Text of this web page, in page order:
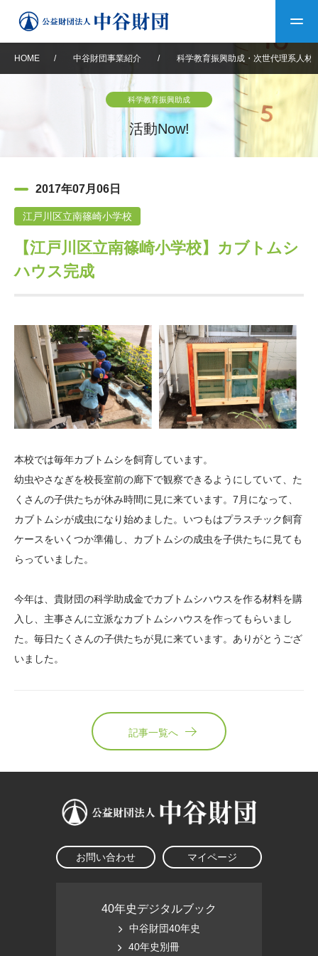
中谷財団について
設立趣意書
沿革 40年史デジタルブック
役員・評議員 公開情報
年報一覧 中谷財団レポート
中谷財団事業紹介
神戸賞 長期大型研究助成
大学院生奨学金
国際学生交流プログラ
ム
科学教育振興助成・
次世代理系人材育成プ
中谷財団動画紹介
その他情報
アクセス よくあるご質問
サイトマップ 中谷財団アーカイブ
日本語 English マイページ
HOME / 中谷財団事業紹介 / 科学教育振興助成・次世代理系人材
科学教育振興助成
活動Now!
2017年07月06日
江戸川区立南篠崎小学校
【江戸川区立南篠崎小学校】カブトムシ
ハウス完成
本校では毎年カブトムシを飼育しています。
幼虫やさなぎを校長室前の廊下で観察できるようにしていて、た
くさんの子供たちが休み時間に見に来ています。7月になって、
カブトムシが成虫になり始めました。いつもはプラスチック飼育
ケースをいくつか準備し、カブトムシの成虫を子供たちに見ても
らっていました。
今年は、貴財団の科学助成金でカブトムシハウスを作る材料を購
入し、主事さんに立派なカブトムシハウスを作ってもらいまし
た。毎日たくさんの子供たちが見に来ています。ありがとうござ
いました。
記事一覧へ
お問い合わせ マイページ
40年史デジタルブック
中谷財団40年史
40年史別冊